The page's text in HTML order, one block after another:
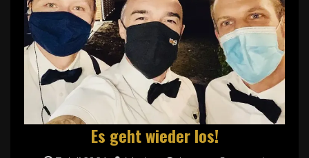
Es geht wieder los!